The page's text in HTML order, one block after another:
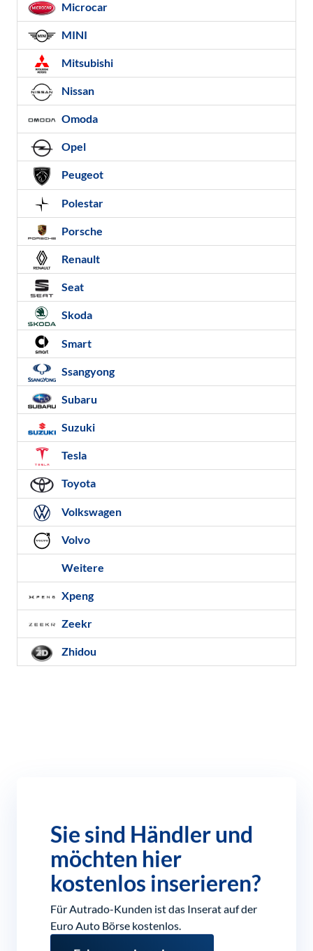
Microcar
MINI
Mitsubishi
Nissan
Omoda
Opel
Peugeot
Polestar
Porsche
Renault
Seat
Skoda
Smart
Ssangyong
Subaru
Suzuki
Tesla
Toyota
Volkswagen
Volvo
Weitere
Xpeng
Zeekr
Zhidou
Sie sind Händler und
möchten hier
kostenlos inserieren?
Für Autrado-Kunden ist das Inserat auf der
Euro Auto Börse kostenlos.